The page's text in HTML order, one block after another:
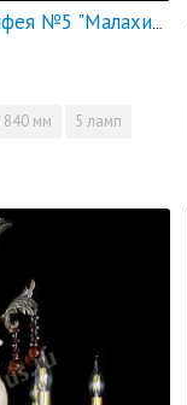
Люстра бронзовая Алфея №5 "Малахит" баден
840 мм 5 ламп